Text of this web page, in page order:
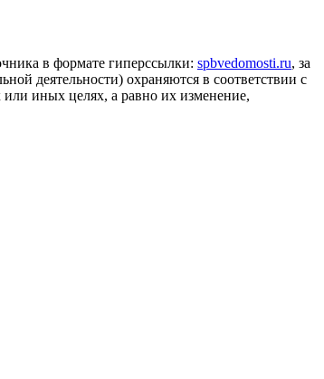
в формате гиперссылки: spbvedomosti.ru, за
деятельности) охраняются в соответствии с
иных целях, а равно их изменение,